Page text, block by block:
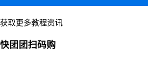
获取更多教程资讯
快团团扫码购